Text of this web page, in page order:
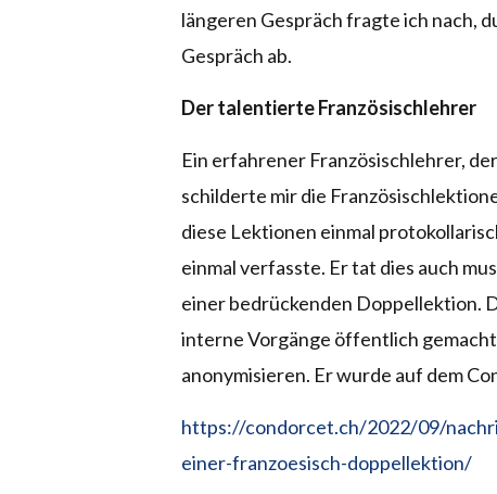
längeren Gespräch fragte ich nach,
Gespräch ab.
Der talentierte Französischlehrer
Ein erfahrener Französischlehrer,
schilderte mir die
diese Lektionen einmal
einmal verfasste. Er tat dies auch
einer bedrückenden Doppellektion.
interne Vorgänge öffentlich
anonymisieren. Er wurde auf dem
https://condorcet.ch/2022/09/
einer-franzoesisch-doppellektion/